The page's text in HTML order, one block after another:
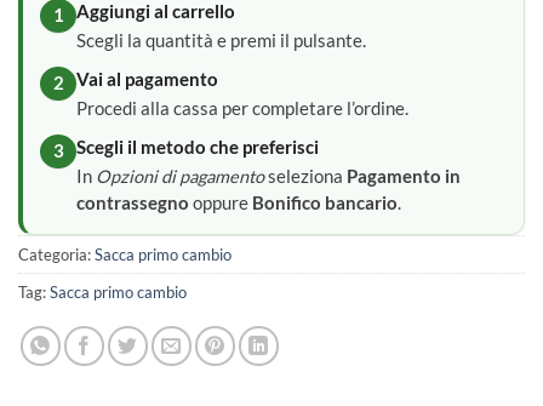
1
Aggiungi al carrello
Scegli la quantità e premi il pulsante.
2
Vai al pagamento
Procedi alla cassa per completare l’ordine.
3
Scegli il metodo che preferisci
In Opzioni di pagamentoseleziona Pagamento in
contrassegno oppure Bonifico bancario.
Categoria:Sacca primo cambio
Tag:Sacca primo cambio